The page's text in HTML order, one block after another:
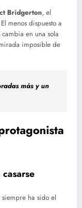
Bridgerton, el
menos dispuesto a
en una sola
imposible de
más y un
siempre ha sido el